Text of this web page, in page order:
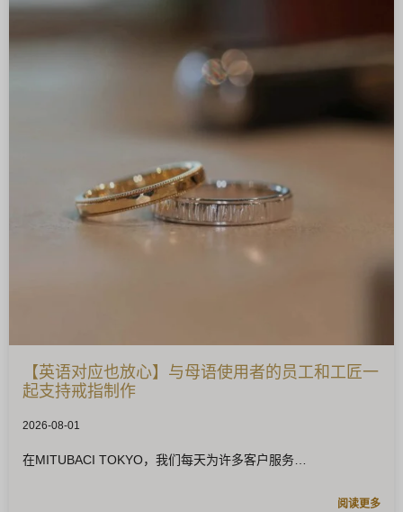
【英语对应也放心】与母语使用者的员工和工匠一
起支持戒指制作
2026-08-01
在MITUBACI TOKYO，我们每天为许多客户服务
阅读更多